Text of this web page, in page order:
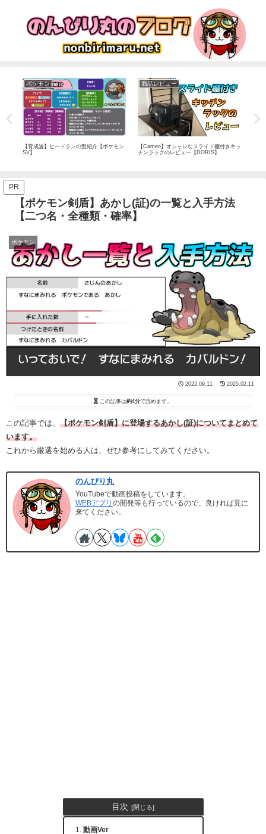
ポケモン
【育成論】ヒードランの型紹介【ポケモン
SV】
商品レビュー
【Cameo】オシャレなスライド棚付きキッ
チンラックのレビュー【DORIS】
PR
【ポケモン剣盾】あかし(証)の一覧と入手方法
【二つ名・全種類・確率】
ポケモン
2022.09.11 2025.02.11
この記事は約4分で読めます。
この記事では、 【ポケモン剣盾】に登場するあかし(証)についてまとめて
います。
これから厳選を始める人は、ぜひ参考にしてみてください。
のんびり丸
YouTubeで動画投稿をしています。
WEBアプリ の開発等も行っているので、良ければ見に
来てください。
目次
動画Ver